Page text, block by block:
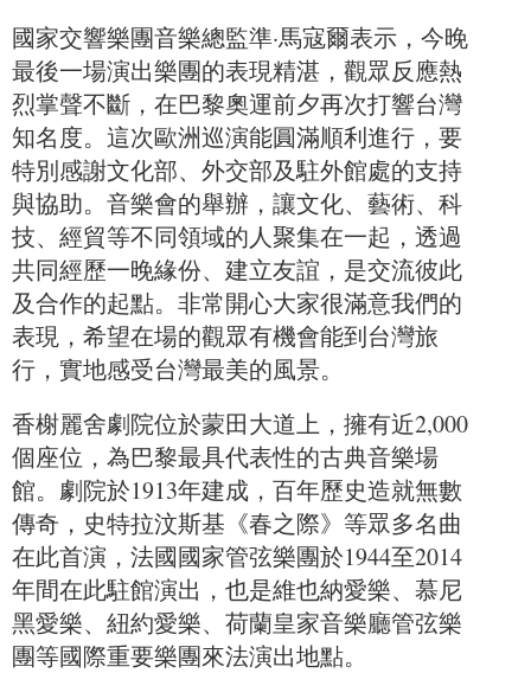
國家交響樂團音樂總監準·馬寇爾表示，今晚
最後一場演出樂團的表現精湛，觀眾反應熱
烈掌聲不斷，在巴黎奧運前夕再次打響台灣
知名度。這次歐洲巡演能圓滿順利進行，要
特別感謝文化部、外交部及駐外館處的支持
與協助。音樂會的舉辦，讓文化、藝術、科
技、經貿等不同領域的人聚集在一起，透過
共同經歷一晚緣份、建立友誼，是交流彼此
及合作的起點。非常開心大家很滿意我們的
表現，希望在場的觀眾有機會能到台灣旅
行，實地感受台灣最美的風景。
香榭麗舍劇院位於蒙田大道上，擁有近2,000
個座位，為巴黎最具代表性的古典音樂場
館。劇院於1913年建成，百年歷史造就無數
傳奇，史特拉汶斯基《春之際》等眾多名曲
在此首演，法國國家管弦樂團於1944至2014
年間在此駐館演出，也是維也納愛樂、慕尼
黑愛樂、紐約愛樂、荷蘭皇家音樂廳管弦樂
團等國際重要樂團來法演出地點。